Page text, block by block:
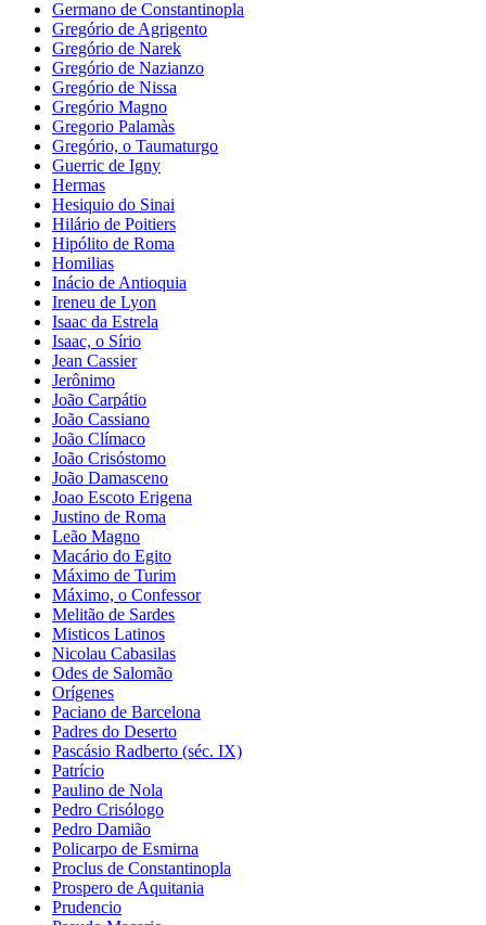
Germano de Constantinopla
Gregório de Agrigento
Gregório de Narek
Gregório de Nazianzo
Gregório de Nissa
Gregório Magno
Gregorio Palamàs
Gregório, o Taumaturgo
Guerric de Igny
Hermas
Hesiquio do Sinai
Hilário de Poitiers
Hipólito de Roma
Homilias
Inácio de Antioquia
Ireneu de Lyon
Isaac da Estrela
Isaac, o Sírio
Jean Cassier
Jerônimo
João Carpátio
João Cassiano
João Clímaco
João Crisóstomo
João Damasceno
Joao Escoto Erigena
Justino de Roma
Leão Magno
Macário do Egito
Máximo de Turim
Máximo, o Confessor
Melitão de Sardes
Misticos Latinos
Nicolau Cabasilas
Odes de Salomão
Orígenes
Paciano de Barcelona
Padres do Deserto
Pascásio Radberto (séc. IX)
Patrício
Paulino de Nola
Pedro Crisólogo
Pedro Damião
Policarpo de Esmirna
Proclus de Constantinopla
Prospero de Aquitania
Prudencio